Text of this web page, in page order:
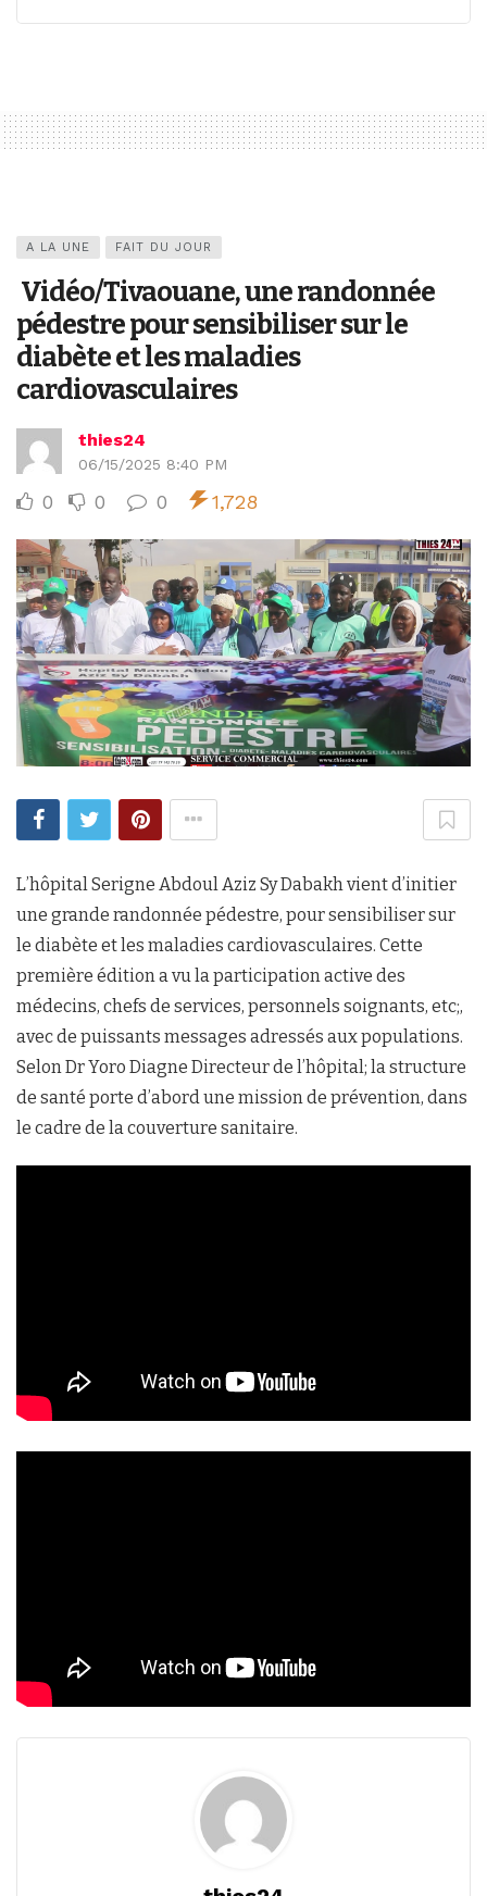
A LA UNE FAIT DU JOUR
Vidéo/Tivaouane, une randonnée
pédestre pour sensibiliser sur le
diabète et les maladies
cardiovasculaires
thies24
06/15/2025 8:40 PM
0 0 0 1,728
L’hôpital Serigne Abdoul Aziz Sy Dabakh vient d’initier
une grande randonnée pédestre, pour sensibiliser sur
le diabète et les maladies cardiovasculaires. Cette
première édition a vu la participation active des
médecins, chefs de services, personnels soignants, etc;,
avec de puissants messages adressés aux populations.
Selon Dr Yoro Diagne Directeur de l’hôpital; la structure
de santé porte d’abord une mission de prévention, dans
le cadre de la couverture sanitaire.